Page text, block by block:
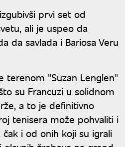
prvi set od
ali je uspeo da
da savlada i Bariosa Veru
terenom "Suzan Lenglen"
su Francuzi u solidnom
a to je definitivno
tenisera može pohvaliti i
i od onih koji su igrali